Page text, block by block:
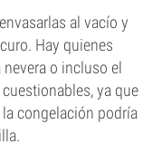
al vacío y
Hay quienes
o incluso el
ya que
congelación podría